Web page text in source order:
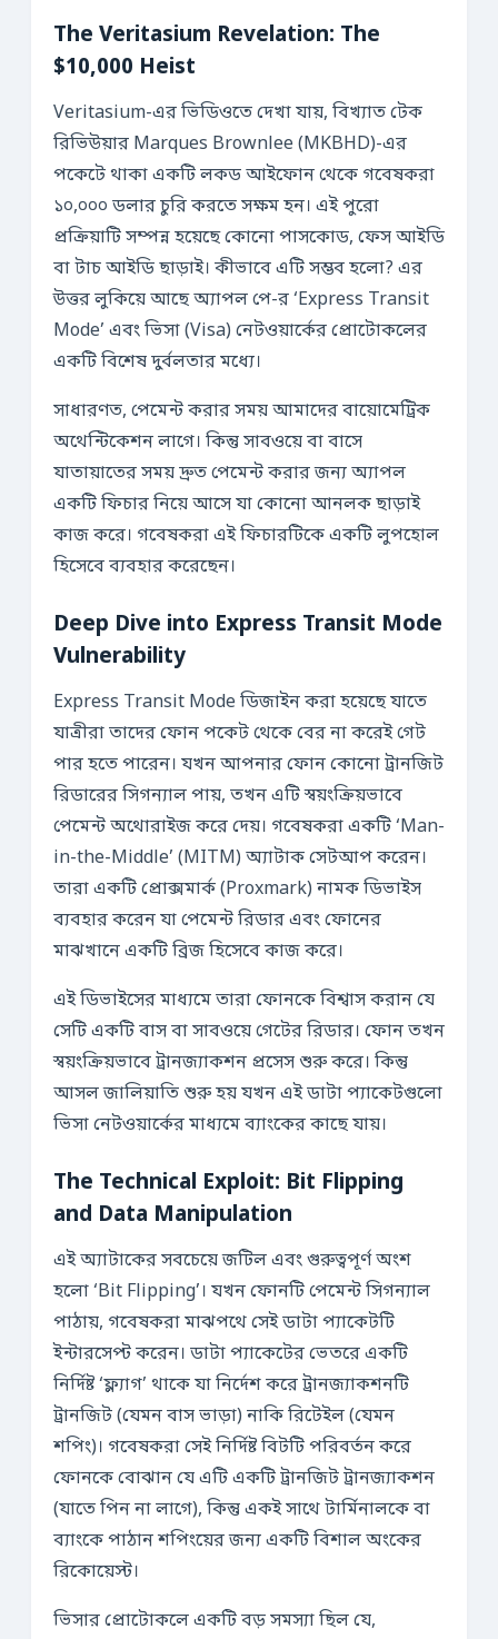
The Veritasium Revelation: The
$10,000 Heist
Veritasium-এর ভিডিওতে দেখা যায়, বিখ্যাত টেক
রিভিউয়ার Marques Brownlee (MKBHD)-এর
পকেটে থাকা একটি লকড আইফোন থেকে গবেষকরা
১০,০০০ ডলার চুরি করতে সক্ষম হন। এই পুরো
প্রক্রিয়াটি সম্পন্ন হয়েছে কোনো পাসকোড, ফেস আইডি
বা টাচ আইডি ছাড়াই। কীভাবে এটি সম্ভব হলো? এর
উত্তর লুকিয়ে আছে অ্যাপল পে-র ‘Express Transit
Mode’ এবং ভিসা (Visa) নেটওয়ার্কের প্রোটোকলের
একটি বিশেষ দুর্বলতার মধ্যে।
সাধারণত, পেমেন্ট করার সময় আমাদের বায়োমেট্রিক
অথেন্টিকেশন লাগে। কিন্তু সাবওয়ে বা বাসে
যাতায়াতের সময় দ্রুত পেমেন্ট করার জন্য অ্যাপল
একটি ফিচার নিয়ে আসে যা কোনো আনলক ছাড়াই
কাজ করে। গবেষকরা এই ফিচারটিকে একটি লুপহোল
হিসেবে ব্যবহার করেছেন।
Deep Dive into Express Transit Mode
Vulnerability
Express Transit Mode ডিজাইন করা হয়েছে যাতে
যাত্রীরা তাদের ফোন পকেট থেকে বের না করেই গেট
পার হতে পারেন। যখন আপনার ফোন কোনো ট্রানজিট
রিডারের সিগন্যাল পায়, তখন এটি স্বয়ংক্রিয়ভাবে
পেমেন্ট অথোরাইজ করে দেয়। গবেষকরা একটি ‘Man-
in-the-Middle’ (MITM) অ্যাটাক সেটআপ করেন।
তারা একটি প্রোক্সমার্ক (Proxmark) নামক ডিভাইস
ব্যবহার করেন যা পেমেন্ট রিডার এবং ফোনের
মাঝখানে একটি ব্রিজ হিসেবে কাজ করে।
এই ডিভাইসের মাধ্যমে তারা ফোনকে বিশ্বাস করান যে
সেটি একটি বাস বা সাবওয়ে গেটের রিডার। ফোন তখন
স্বয়ংক্রিয়ভাবে ট্রানজ্যাকশন প্রসেস শুরু করে। কিন্তু
আসল জালিয়াতি শুরু হয় যখন এই ডাটা প্যাকেটগুলো
ভিসা নেটওয়ার্কের মাধ্যমে ব্যাংকের কাছে যায়।
The Technical Exploit: Bit Flipping
and Data Manipulation
এই অ্যাটাকের সবচেয়ে জটিল এবং গুরুত্বপূর্ণ অংশ
হলো ‘Bit Flipping’। যখন ফোনটি পেমেন্ট সিগন্যাল
পাঠায়, গবেষকরা মাঝপথে সেই ডাটা প্যাকেটটি
ইন্টারসেপ্ট করেন। ডাটা প্যাকেটের ভেতরে একটি
নির্দিষ্ট ‘ফ্ল্যাগ’ থাকে যা নির্দেশ করে ট্রানজ্যাকশনটি
ট্রানজিট (যেমন বাস ভাড়া) নাকি রিটেইল (যেমন
শপিং)। গবেষকরা সেই নির্দিষ্ট বিটটি পরিবর্তন করে
ফোনকে বোঝান যে এটি একটি ট্রানজিট ট্রানজ্যাকশন
(যাতে পিন না লাগে), কিন্তু একই সাথে টার্মিনালকে বা
ব্যাংকে পাঠান শপিংয়ের জন্য একটি বিশাল অংকের
রিকোয়েস্ট।
ভিসার প্রোটোকলে একটি বড় সমস্যা ছিল যে,